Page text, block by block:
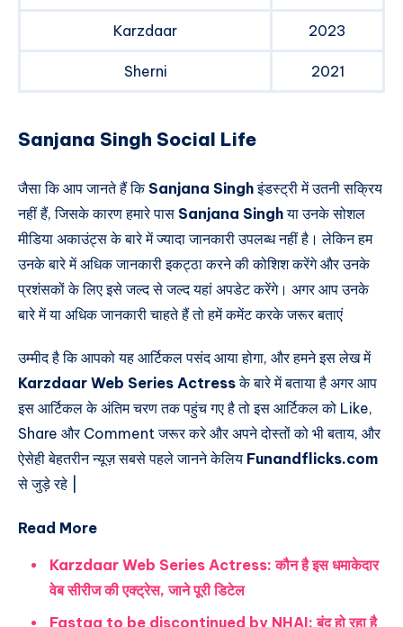
Karzdaar 2023
Sherni 2021
Sanjana Singh Social Life
जैसा कि आप जानते हैं किSanjana Singhइंडस्ट्री में उतनी सक्रिय
नहीं हैं, जिसके कारण हमारे पास Sanjana Singhया उनके सोशल
मीडिया अकाउंट्स के बारे में ज्यादा जानकारी उपलब्ध नहीं है। लेकिन हम
उनके बारे में अधिक जानकारी इकट्ठा करने की कोशिश करेंगे और उनके
प्रशंसकों के लिए इसे जल्द से जल्द यहां अपडेट करेंगे। अगर आप उनके
बारे में या अधिक जानकारी चाहते हैं तो हमें कमेंट करके जरूर बताएं
उम्मीद है कि आपको यह आर्टिकल पसंद आया होगा, और हमने इस लेख में
Karzdaar Web Series Actressके बारे में बताया है अगर आप
इस आर्टिकल के अंतिम चरण तक पहुंच गए है तो इस आर्टिकल को Like,
Share और Comment जरूर करे और अपने दोस्तों को भी बताय, और
ऐसेही बेहतरीन न्यूज़ सबसे पहले जानने केलिय Funandflicks.com
से जुड़े रहे |
Read More
Karzdaar Web Series Actress: कौन है इस धमाकेदार
वेब सीरीज की एक्ट्रेस, जाने पूरी डिटेल
Fastag to be discontinued by NHAI: बंद हो रहा है